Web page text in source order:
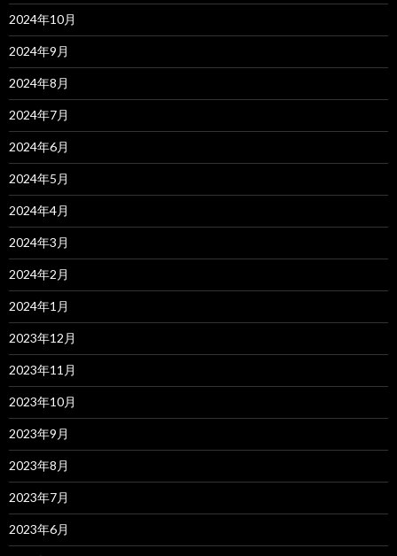
2024年10月
2024年9月
2024年8月
2024年7月
2024年6月
2024年5月
2024年4月
2024年3月
2024年2月
2024年1月
2023年12月
2023年11月
2023年10月
2023年9月
2023年8月
2023年7月
2023年6月